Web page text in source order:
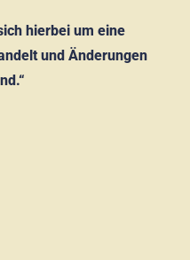
hierbei um eine
und Änderungen